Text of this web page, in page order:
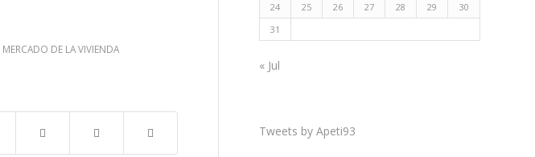
MERCADO DE LA VIVIENDA
24
25 26 27 28 29
30
31
« Jul
Tweets by Apeti93